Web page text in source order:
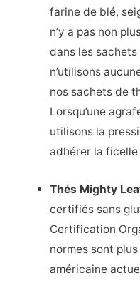
farine de blé,
n’y a pas non
dans les
n’utilisons
nos sachets de
Lorsqu’une
utilisons la
adhérer la ficelle
Thés Mighty
certifiés sans
Certification
normes sont
américaine